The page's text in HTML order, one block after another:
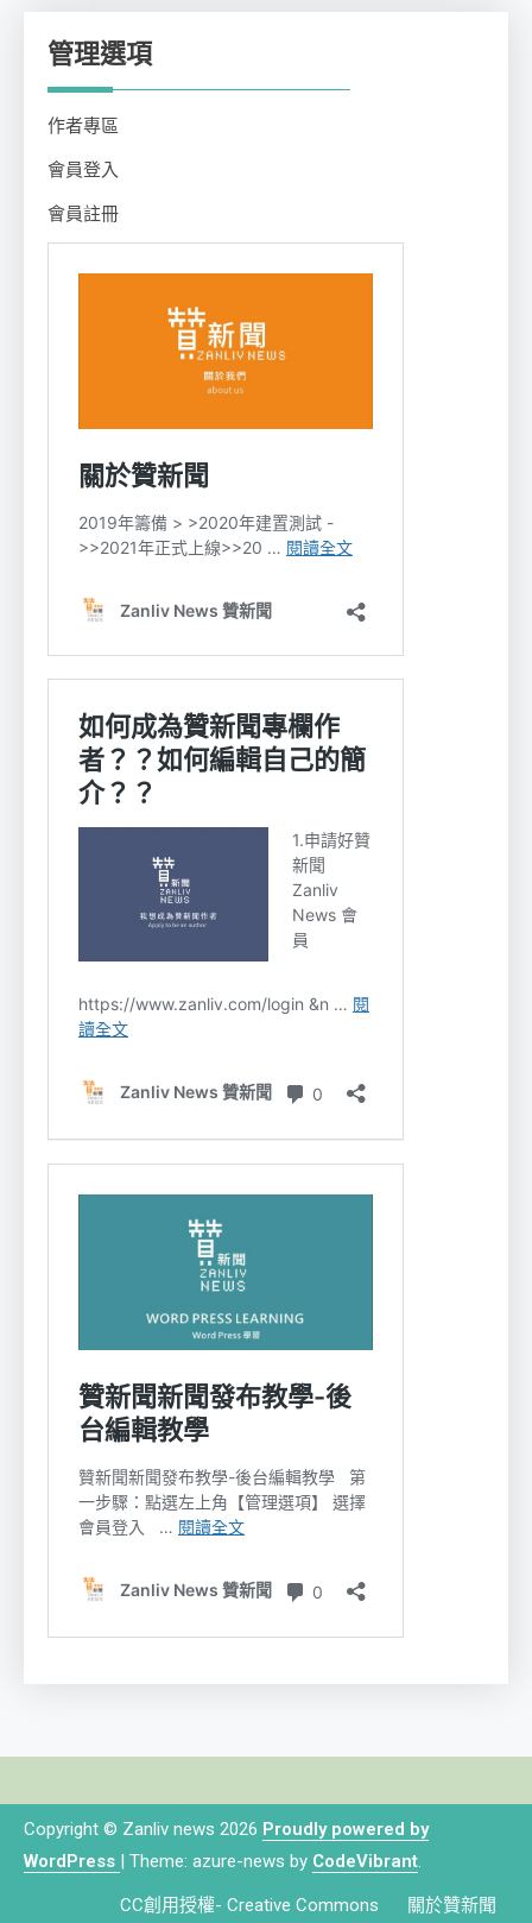
管理選項
作者專區
會員登入
會員註冊
Copyright © Zanliv news 2026 Proudly powered by
WordPress | Theme: azure-news by CodeVibrant.
CC創用授權- Creative Commons 關於贊新聞